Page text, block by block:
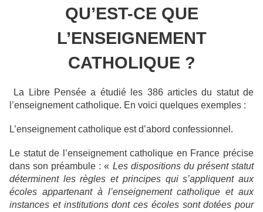
QU’EST-CE QUE
L’ENSEIGNEMENT
CATHOLIQUE ?
La Libre Pensée a étudié les 386 articles du statut de
l’enseignement catholique. En voici quelques exemples :
L’enseignement catholique est d’abord confessionnel.
Le statut de l’enseignement catholique en France précise
dans son préambule : « Les dispositions du présent statut
déterminent les règles et principes qui s’appliquent aux
écoles appartenant à l’enseignement catholique et aux
instances et institutions dont ces écoles sont dotées pour